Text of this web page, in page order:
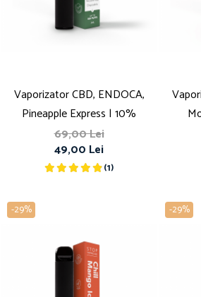
Vaporizator CBD, ENDOCA,
Pineapple Express | 10%
69,00 Lei
49,00 Lei
(1)
-29% -29%